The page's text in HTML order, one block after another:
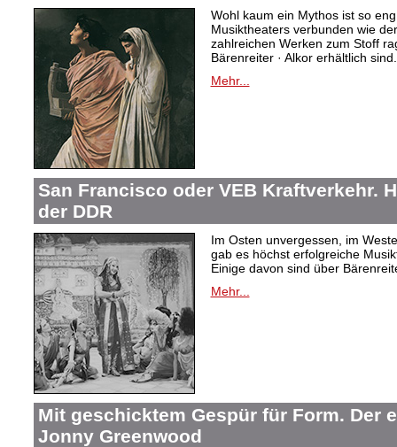
Wohl kaum ein Mythos ist so
Musiktheaters verbunden wie
zahlreichen Werken zum Stoff
Bärenreiter · Alkor erhältlich sind.
Mehr...
San Francisco oder VEB Kraftverkehr.
der DDR
Im Osten unvergessen, im
gab es höchst erfolgreiche
Einige davon sind über
Mehr...
Mit geschicktem Gespür für Form. Der
Jonny Greenwood